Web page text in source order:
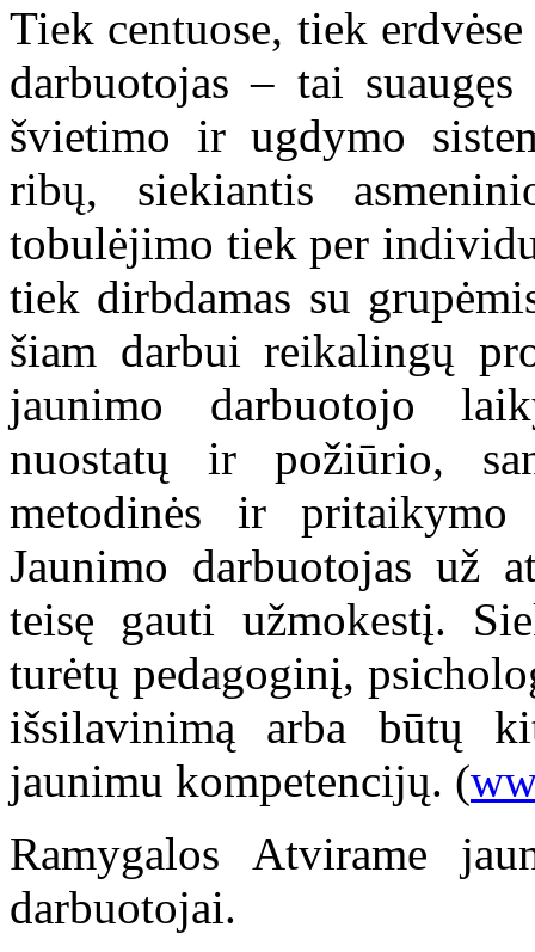
Tiek centuose, tiek
darbuotojas – tai
švietimo ir ugdymo
ribų, siekiantis
tobulėjimo tiek per
tiek dirbdamas su
šiam darbui reikalingų
jaunimo darbuotojo
nuostatų ir požiūrio,
metodinės ir pritaikymo
Jaunimo darbuotojas už
teisę gauti užmokestį.
turėtų pedagoginį,
išsilavinimą arba būtų
jaunimu kompetencijų. (
Ramygalos Atvirame
darbuotojai.